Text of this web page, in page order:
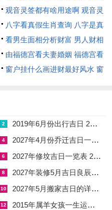
脸型男性
观音灵签都有啥用途啊 观音灵
签全部签签词
八字看真假生肖查询 八字是真
还是假
看男生面相分析财富 男人财相
从哪里看
由福德宫看夫妻婚姻 福德宫看
配偶生肖
窗户挂什么画进财最好风水 窗
2 2019年6月份出行吉日 2027年6月出行吉日一览表
4 2027年4月份乔迁吉日一览表 2027年4月乔迁吉日吉时查询
6 2027年修坟吉日一览表 2027年农历2月修坟吉日一览表
8 2027年装修5月吉日良辰查询表 2027年农历5月装修吉日一览表
10 2027年5月搬家吉日的详细解释 2027年5月搬家吉日吉时查询
12 2015年属羊女孩一生运势 2015年属羊女2026年健康运好吗